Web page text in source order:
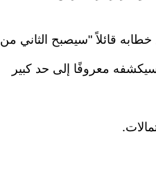
قائلاً "سيصبح الثاني من
معروفًا إلى حد كبير